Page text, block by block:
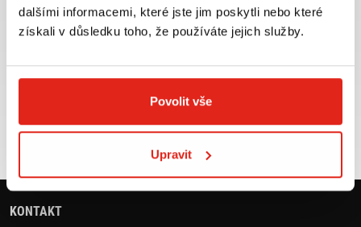
dalšími informacemi, které jste jim poskytli nebo které
získali v důsledku toho, že používáte jejich služby.
Povolit vše
Upravit
VÍCE INFO VÍCE INFO
KONTAKT